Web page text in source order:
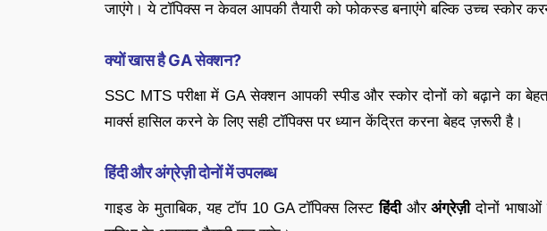
जाएंगे। ये टॉपिक्स न केवल आपकी तैयारी को फोकस्ड बनाएंगे बल्कि उच्च स्कोर
क्यों खास है GA सेक्शन?
SSC MTS परीक्षा में GA सेक्शन आपकी स्पीड और स्कोर दोनों को बढ़ाने का
मार्क्स हासिल करने के लिए सही टॉपिक्स पर ध्यान केंद्रित करना बेहद ज़रूरी है।
हिंदी और अंग्रेज़ी दोनों में उपलब्ध
गाइड के मुताबिक, यह टॉप 10 GA टॉपिक्स लिस्टहिंदीऔरअंग्रेज़ीदोनों भाषाओं